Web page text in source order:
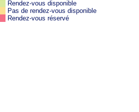
Rendez-vous disponible
Pas de rendez-vous disponible
Rendez-vous réservé